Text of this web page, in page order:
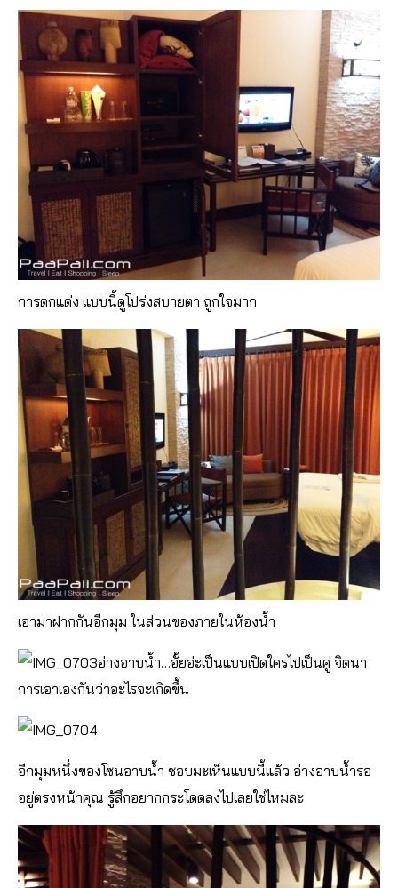
การตกแต่ง แบบนี้ดูโปร่งสบายตา ถูกใจมาก
เอามาฝากกันอีกมุม ในส่วนของภายในห้องน้ำ
อ่างอาบน้ำ…อั้ยอ่ะเป็นแบบเปิดใครไปเป็นคู่ จิตนา
การเอาเองกันว่าอะไรจะเกิดขึ้น
อีกมุมหนึ่งของโซนอาบน้ำ ชอบมะเห็นแบบนี้แล้ว อ่างอาบน้ำรอ
อยู่ตรงหน้าคุณ รู้สึกอยากกระโดดลงไปเลยใช่ไหมละ